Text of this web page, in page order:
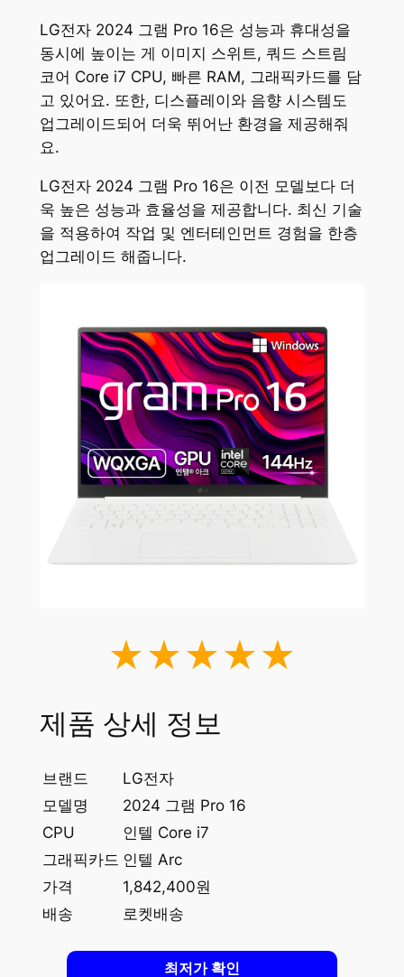
LG전자 2024 그램 Pro 16은 성능과 휴대성을
동시에 높이는 게 이미지 스위트, 쿼드 스트림
코어 Core i7 CPU, 빠른 RAM, 그래픽카드를 담
고 있어요. 또한, 디스플레이와 음향 시스템도
업그레이드되어 더욱 뛰어난 환경을 제공해줘
요.
LG전자 2024 그램 Pro 16은 이전 모델보다 더
욱 높은 성능과 효율성을 제공합니다. 최신 기술
을 적용하여 작업 및 엔터테인먼트 경험을 한층
업그레이드 해줍니다.
★★★★★
제품 상세 정보
브랜드
LG전자
모델명
2024 그램 Pro 16
CPU
인텔 Core i7
그래픽카드 인텔 Arc
가격
1,842,400원
배송
로켓배송
최저가 확인